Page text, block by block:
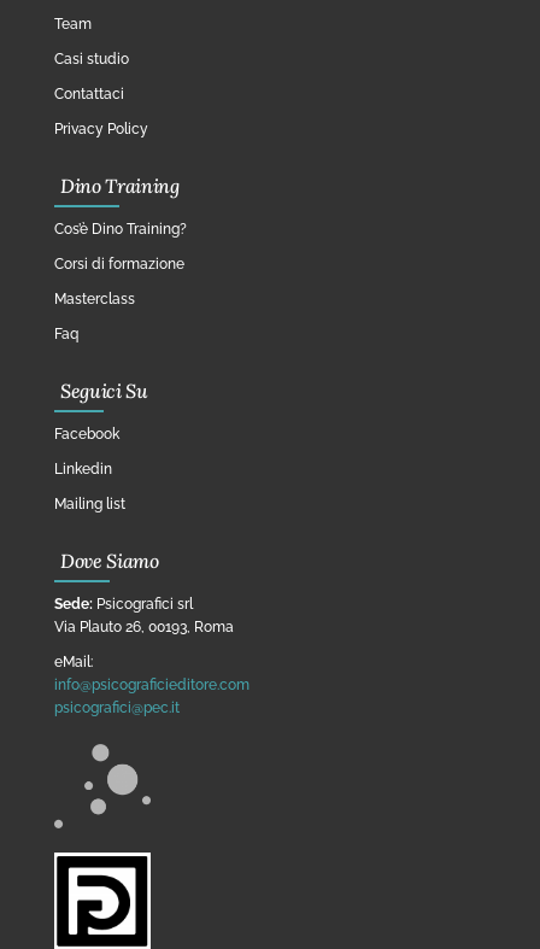
Team
Casi studio
Contattaci
Privacy Policy
Dino Training
Cos’è Dino Training?
Corsi di formazione
Masterclass
Faq
Seguici Su
Facebook
Linkedin
Mailing list
Dove Siamo
Sede: Psicografici srl
Via Plauto 26, 00193, Roma
eMail:
info@psicograficieditore.com
psicografici@pec.it